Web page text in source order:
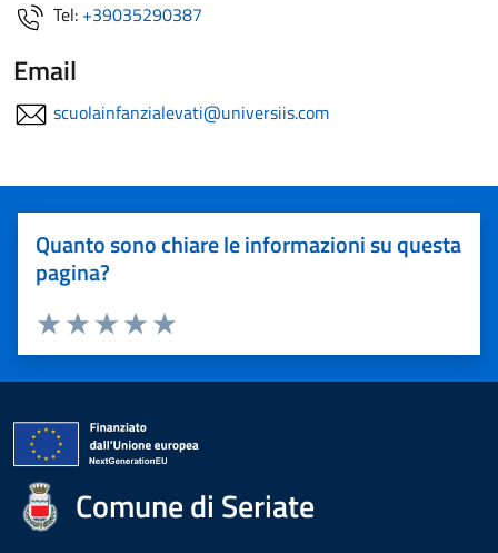
Tel: +39035290387
Email
scuolainfanzialevati@universiis.com
Quanto sono chiare le informazioni su questa
pagina?
Valuta 5 stelle su 5
Valuta 4 stelle su 5
Valuta 3 stelle su 5
Valuta 2 stelle su 5
Valuta 1 stelle su 5
Comune di Seriate